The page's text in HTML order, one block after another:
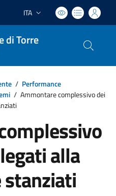
Lingua attiva:
ITA
di Torre
/ Performance
/ Ammontare complessivo dei
alla